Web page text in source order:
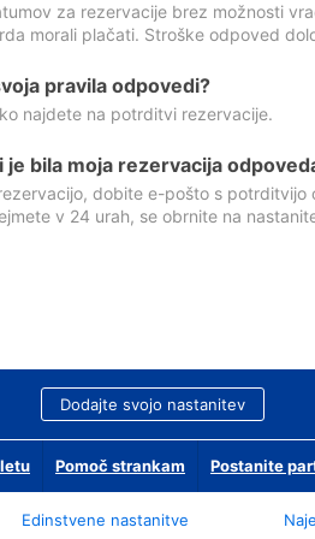
za rezervacije brez možnosti
morali plačati. Stroške odpoved
pravila odpovedi?
najdete na potrditvi rezervacije.
je bila moja rezervacija
dobite e-pošto s
v 24 urah, se obrnite na
Dodajte svojo nastanitev
Pomoč strankam Postanite
Edinstvene nastanitve